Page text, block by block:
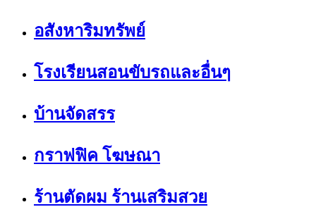
อสังหาริมทรัพย์
โรงเรียนสอนขับรถและอื่นๆ
บ้านจัดสรร
กราฟฟิค โฆษณา
ร้านตัดผม ร้านเสริมสวย